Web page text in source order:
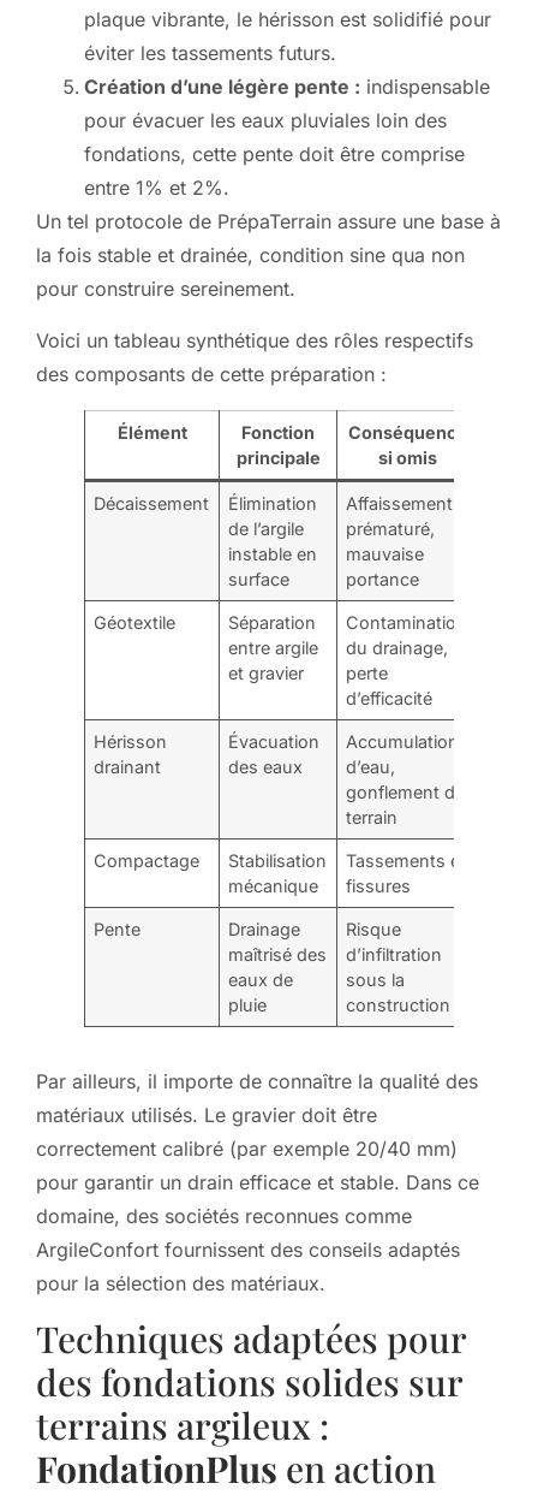
plaque vibrante, le hérisson est solidifié pour
éviter les tassements futurs.
Création d’une légère pente : indispensable
pour évacuer les eaux pluviales loin des
fondations, cette pente doit être comprise
entre 1% et 2%.
Un tel protocole de PrépaTerrain assure une base à
la fois stable et drainée, condition sine qua non
pour construire sereinement.
Voici un tableau synthétique des rôles respectifs
des composants de cette préparation :
Élément
Fonction
principale
Conséquence
si omis
Décaissement
Élimination
de l’argile
instable en
surface
Affaissement
prématuré,
mauvaise
portance
Géotextile
Séparation
entre argile
et gravier
Contamination
du drainage,
perte
d’efficacité
Hérisson
drainant
Évacuation
des eaux
Accumulation
d’eau,
gonflement du
terrain
Compactage
Stabilisation
mécanique
Tassements et
fissures
Pente
Drainage
maîtrisé des
eaux de
pluie
Risque
d’infiltration
sous la
construction
Par ailleurs, il importe de connaître la qualité des
matériaux utilisés. Le gravier doit être
correctement calibré (par exemple 20/40 mm)
pour garantir un drain efficace et stable. Dans ce
domaine, des sociétés reconnues comme
ArgileConfort fournissent des conseils adaptés
pour la sélection des matériaux.
Techniques adaptées pour
des fondations solides sur
terrains argileux :
FondationPlus en action